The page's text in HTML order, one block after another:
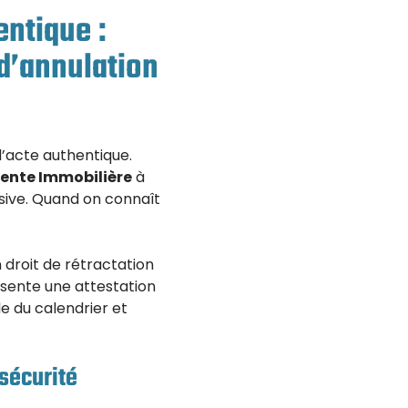
:
authentique.
Immobilièreà
Quand on connaît
droit de rétractation
une attestation
du calendrier et